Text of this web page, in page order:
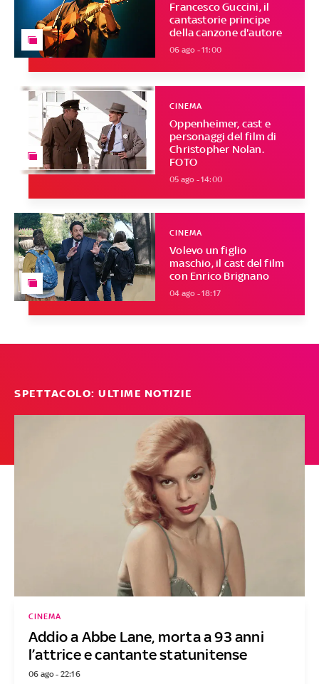
Francesco Guccini, il
cantastorie principe
della canzone d'autore
06 ago - 11:00
Oppenheimer, cast e
personaggi del film di
Christopher Nolan.
FOTO
CINEMA
05 ago - 14:00
Volevo un figlio
maschio, il cast del film
con Enrico Brignano
CINEMA
04 ago - 18:17
SPETTACOLO: ULTIME NOTIZIE
Addio a Abbe Lane, morta a 93 anni
l’attrice e cantante statunitense
CINEMA
06 ago - 22:16